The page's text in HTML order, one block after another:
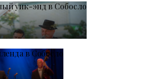
уик-энд в Собосло
в Собосло